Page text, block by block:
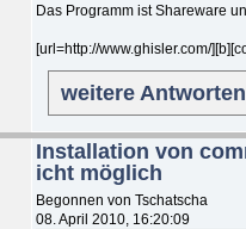
Das Programm ist Shareware
[url=http://www.ghisler.com/
weitere
Installation von
icht möglich
Begonnen von Tschatscha
08. April 2010, 16:20:09